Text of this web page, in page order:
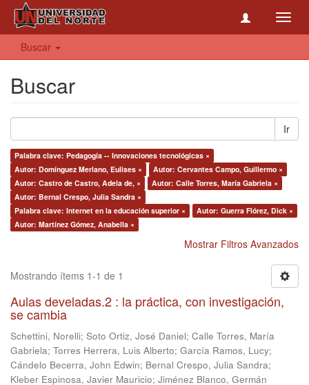
Buscar
Buscar
Ir
Palabra clave: Pedagogía -- Innovaciones tecnológicas ×
Autor: Domínguez Merlano, Eulises ×
Autor: Cervantes Campo, Guillermo ×
Autor: Castro de Castro, Adela de, ×
Autor: Calle Torres, María Gabriela ×
Autor: Bernal Crespo, Julia Sandra ×
Palabra clave: Internet en la educación superior ×
Autor: Guerra Flórez, Dick ×
Autor: Martínez Gómez, Anabella ×
Mostrar Filtros Avanzados
Mostrando ítems 1-1 de 1
Aulas develadas.2 : la práctica, con investigación,
se cambia
Schettini, Norelli; Soto Ortiz, José Daniel; Calle Torres, María
Gabriela; Torres Herrera, Luis Alberto; García Ramos, Lucy;
Cándelo Becerra, John Edwin; Bernal Crespo, Julia Sandra;
Kleber Espinosa, Javier Mauricio; Jiménez Blanco, Germán